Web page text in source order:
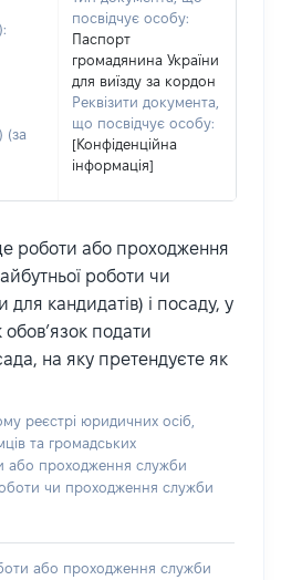
(за
посвідчує особу:
Паспорт
громадянина України
для виїзду за кордон
Реквізити документа,
що посвідчує особу:
[Конфіденційна
інформація]
роботи або проходження
роботи чи
кандидатів) і посаду, у
обов’язок подати
на яку претендуєте як
реєстрі юридичних осіб,
та громадських
або проходження служби
чи проходження служби
або проходження служби